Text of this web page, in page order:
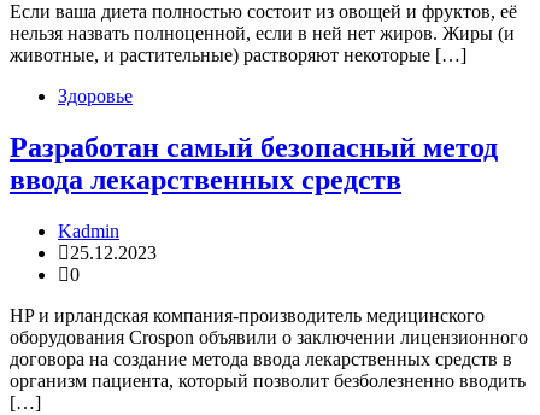
Если ваша диета полностью состоит из овощей и фруктов, её
нельзя назвать полноценной, если в ней нет жиров. Жиры (и
животные, и растительные) растворяют некоторые […]
Здоровье
Разработан самый безопасный метод
ввода лекарственных средств
Kadmin
25.12.2023
0
HP и ирландская компания-производитель медицинского
оборудования Crospon объявили о заключении лицензионного
договора на создание метода ввода лекарственных средств в
организм пациента, который позволит безболезненно вводить
[…]